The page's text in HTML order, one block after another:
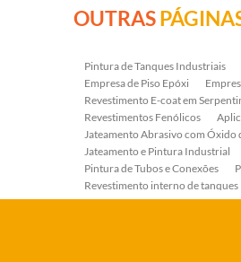
OUTRAS
Pintura de Tanques Industriais
Empresa de Piso Epóxi
Revestimento E-coat em
Revestimentos Fenólicos
Jateamento Abrasivo com Óxido
Jateamento e Pintura Industrial
Pintura de Tubos e Conexões
Revestimento interno de tanques
Serviço de Jateamento e Pintura